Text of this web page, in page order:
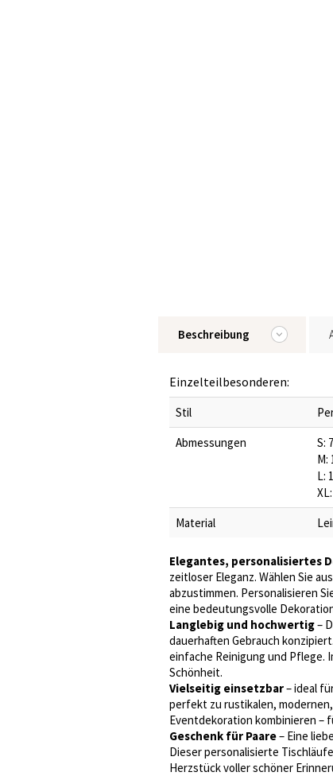
Beschreibung
Einzelteilbesonderen:
Stil
Abmessungen
S:
M:
L:
Material
Elegantes, personalisiertes
zeitloser Eleganz. Wählen Sie
abzustimmen. Personalisieren
eine bedeutungsvolle
Langlebig und hochwertig–
dauerhaften Gebrauch
einfache Reinigung und Pflege.
Schönheit.
Vielseitig einsetzbar– ideal
perfekt zu rustikalen,
Eventdekoration kombinieren –
Geschenk für Paare– Eine
Dieser personalisierte
Herzstück voller schöner